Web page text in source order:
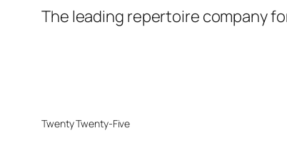
The leading repertoire company
Twenty Twenty-Five